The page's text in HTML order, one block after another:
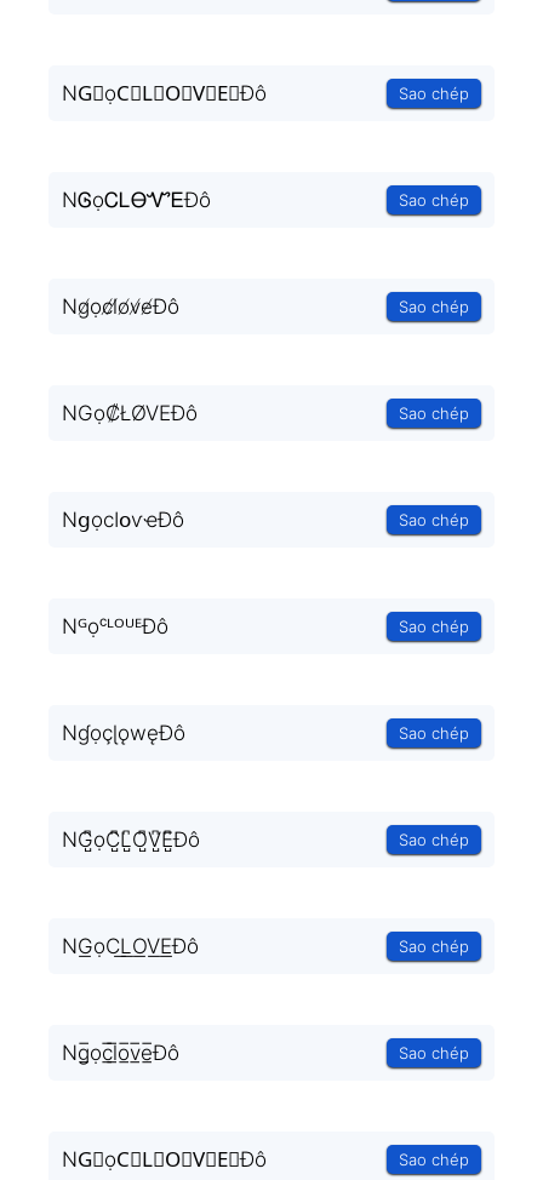
NG⃒ọC⃒L⃒O⃒V⃒E⃒Đô Sao chép
NᎶọᏟᏞᎾᏉᎬĐô Sao chép
Ng̸ọc̸l̸o̸v̸e̸Đô Sao chép
NGọ₡ŁØVEĐô Sao chép
NցọϲӀօѵҽĐô Sao chép
NᴳọᶜᴸᴼᵁᴱĐô Sao chép
NɠọçɭǫwęĐô Sao chép
NG̺͆ọC̺͆L̺͆O̺͆V̺͆E̺͆Đô Sao chép
NG͟ọC͟L͟O͟V͟E͟Đô Sao chép
Ng̲̅ọc̲̅l̲̅o̲̅v̲̅e̲̅Đô Sao chép
NG⃣ọC⃣L⃣O⃣V⃣E⃣Đô Sao chép